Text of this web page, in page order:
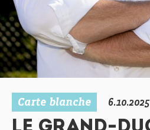
Carte blanche 6.10.2025